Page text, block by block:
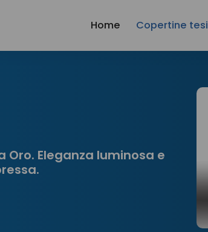
Home Copertine
Eleganza luminosa e